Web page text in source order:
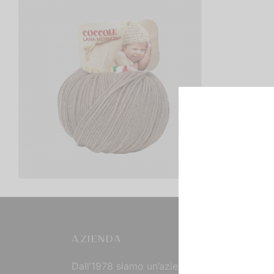
Coccole
AZIENDA
Dall’1978 siamo un’azienda strutturata che